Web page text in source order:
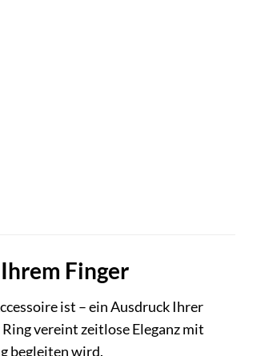
Finger
ist – ein Ausdruck Ihrer
vereint zeitlose Eleganz mit
begleiten wird.